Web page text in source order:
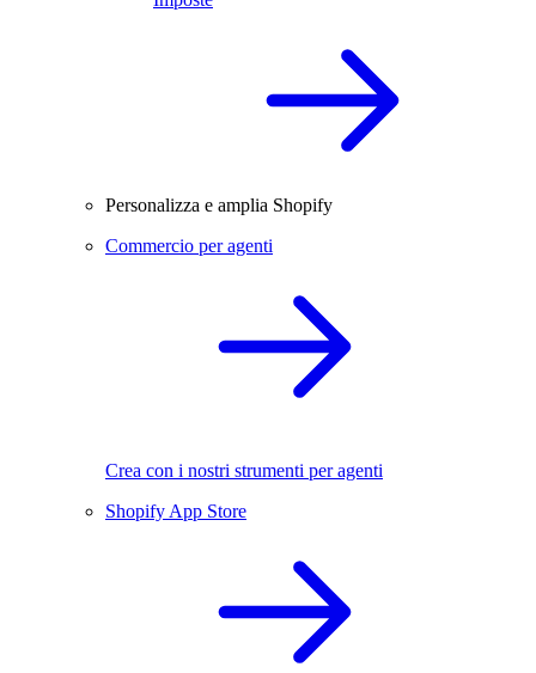
Personalizza e amplia Shopify
Commercio per agenti
Crea con i nostri strumenti per agenti
Shopify App Store